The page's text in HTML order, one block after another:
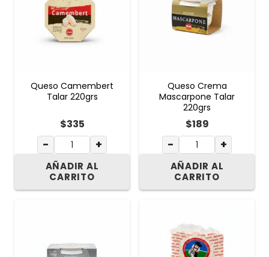
Queso Camembert
Talar 220grs
$335
− +
AÑADIR AL
CARRITO
Queso Crema
Mascarpone Talar
220grs
$189
− +
AÑADIR AL
CARRITO